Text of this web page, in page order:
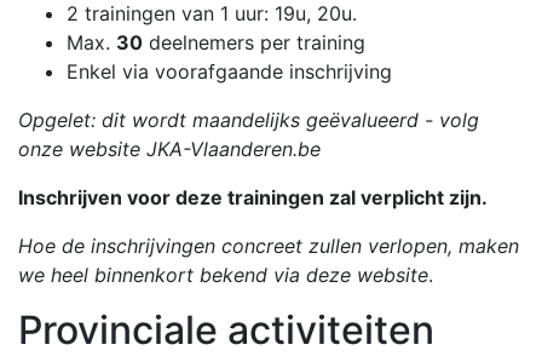
2 trainingen van 1 uur: 19u, 20u.
Max. 30 deelnemers per training
Enkel via voorafgaande inschrijving
Opgelet: dit wordt maandelijks geëvalueerd - volg
onze website JKA-Vlaanderen.be
Inschrijven voor deze trainingen zal verplicht zijn.
Hoe de inschrijvingen concreet zullen verlopen, maken
we heel binnenkort bekend via deze website.
Provinciale activiteiten